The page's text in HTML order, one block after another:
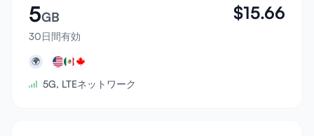
5GB
30日間有効
$15.66
🌍
5G, LTEネットワーク